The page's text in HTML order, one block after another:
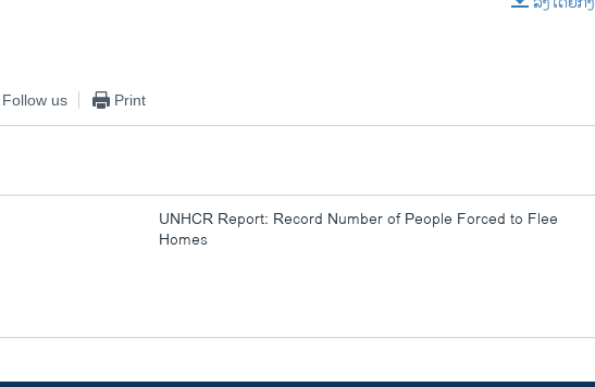
SHARE
Follow us Print
UNHCR Report: Record Number of People Forced to Flee
Homes